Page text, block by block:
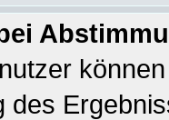
des